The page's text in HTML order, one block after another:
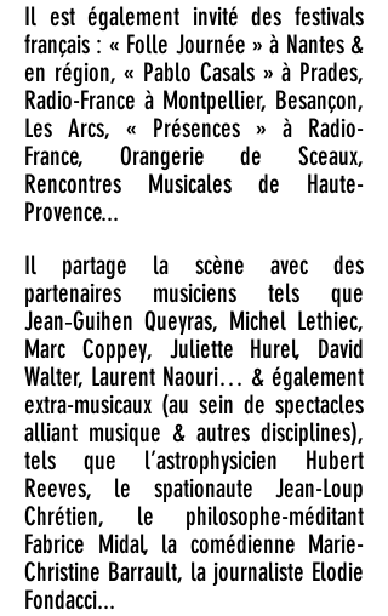
Il est également invité des festivals
français : « Folle Journée » à Nantes &
en région, « Pablo Casals » à Prades,
Radio-France à Montpellier, Besançon,
Les Arcs, « Présences » à Radio-
France, Orangerie de Sceaux,
Rencontres Musicales de Haute-
Provence...
Il partage la scène avec des
partenaires musiciens tels que
Jean‑Guihen Queyras, Michel Lethiec,
Marc Coppey, Juliette Hurel, David
Walter, Laurent Naouri… & également
extra-musicaux (au sein de spectacles
alliant musique & autres disciplines),
tels que l’astrophysicien Hubert
Reeves, le spationaute Jean-Loup
Chrétien, le philosophe-méditant
Fabrice Midal, la comédienne Marie-
Christine Barrault, la journaliste Elodie
Fondacci...